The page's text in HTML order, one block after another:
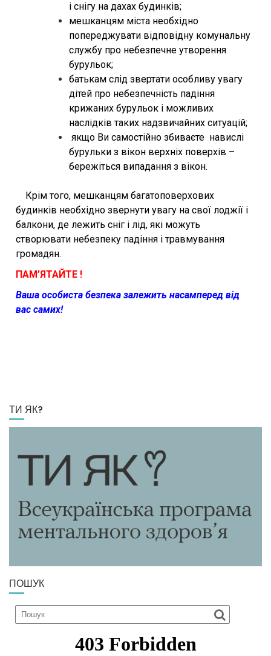
і снігу на дахах будинків;
мешканцям міста необхідно
попереджувати відповідну комунальну
службу про небезпечне утворення
бурульок;
батькам слід звертати особливу увагу
дітей про небезпечність падіння
крижаних бурульок і можливих
наслідків таких надзвичайних ситуацій;
якщо Ви самостійно збиваєте навислі
бурульки з вікон верхніх поверхів –
бережіться випадання з вікон.
Крім того, мешканцям багатоповерхових
будинків необхідно звернути увагу на свої лоджії і
балкони, де лежить сніг і лід, які можуть
створювати небезпеку падіння і травмування
громадян.
ПАМ’ЯТАЙТЕ !
Ваша особиста безпека залежить насамперед від
вас самих!
ТИ ЯК?
ПОШУК